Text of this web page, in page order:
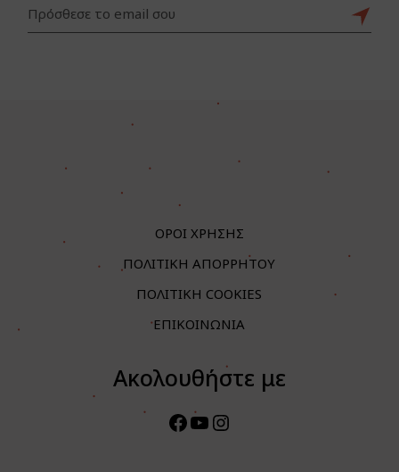
ΟΡΟΙ ΧΡΗΣΗΣ
ΠΟΛΙΤΙΚΗ ΑΠΟΡΡΗΤΟΥ
ΠΟΛΙΤΙΚΗ COOKIES
ΕΠΙΚΟΙΝΩΝΙΑ
Ακολουθήστε με
Facebook
YouTube
Instagram